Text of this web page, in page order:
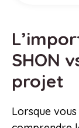
SHON
projet
Lorsque